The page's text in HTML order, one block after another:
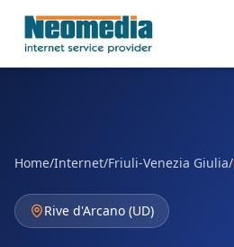
Home/Internet/Friuli-Venezia Giulia/
Rive d'Arcano (UD)